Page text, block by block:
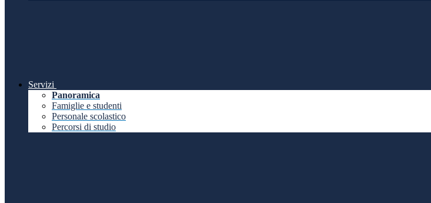
Servizi
Panoramica
Famiglie e studenti
Personale scolastico
Percorsi di studio